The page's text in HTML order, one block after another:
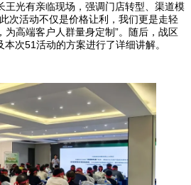
王光有亲临现场，强调门店转型、渠道模
次活动不仅是价格让利，我们更是走轻
为高端客户人群量身定制”。随后，战区
次51活动的方案进行了详细讲解。